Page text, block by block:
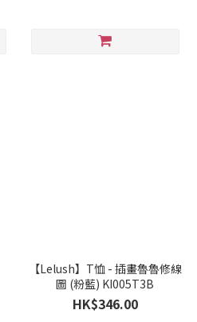
【Lelush】T恤 - 插畫魯魯修線
圖 (粉藍) KI005T3B
HK$346.00